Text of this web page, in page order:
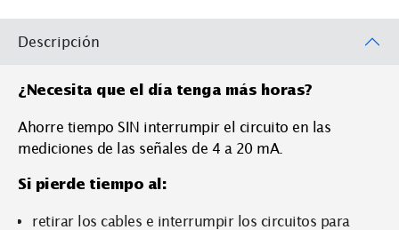
Descripción
¿Necesita que el día tenga más horas?
Ahorre tiempo SIN interrumpir el circuito en las
mediciones de las señales de 4 a 20 mA.
Si pierde tiempo al:
retirar los cables e interrumpir los circuitos para